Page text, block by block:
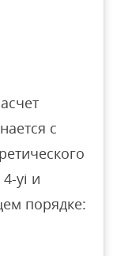
с
yi и
порядке: